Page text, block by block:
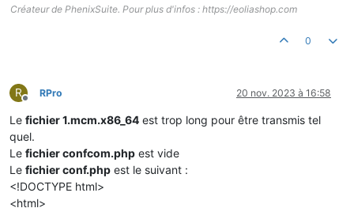
Créateur de PhenixSuite. Pour plus d'infos : https://eoliashop.com
0
R
Hors-ligne
RPro 20 nov. 2023 à 16:58
Le fichier 1.mcm.x86_64 est trop long pour être transmis tel
quel.
Le fichier confcom.php est vide
Le fichier conf.php est le suivant :
<!DOCTYPE html>
<html>